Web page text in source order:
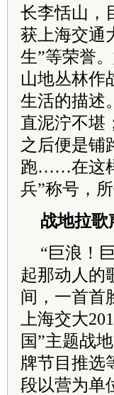
长李恬山，
获上海交通
生”等荣誉
山地丛林作
生活的描述
直泥泞不堪
之后便是铺
跑……在这
兵”称号，
战地拉
“巨浪！
起那动人
间，一首首
上海交大
国”主题战
牌节目推选
段以营为单